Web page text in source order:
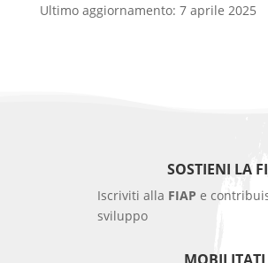
Ultimo aggiornamento: 7 aprile 2025
SOSTIENI LA
Iscriviti alla FIAP e
sviluppo